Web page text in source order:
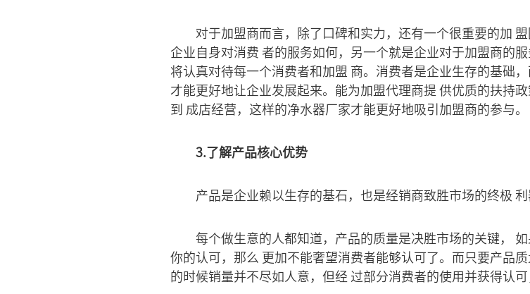
对于加盟商而言，除了口碑和实力，还有一个很重要的加
企业自身对消费 者的服务如何，另一个就是企业对于加盟商的
将认真对待每一个消费者和加盟 商。消费者是企业生存的基础
才能更好地让企业发展起来。能为加盟代理商提 供优质的扶持
到 成店经营，这样的净水器厂家才能更好地吸引加盟商的参与。
3.了解产品核心优势
产品是企业赖以生存的基石，也是经销商致胜市场的终极 利
每个做生意的人都知道，产品的质量是决胜市场的关键，
你的认可，那么 更加不能奢望消费者能够认可了。而只要产品
的时候销量并不尽如人意，但经 过部分消费者的使用并获得认